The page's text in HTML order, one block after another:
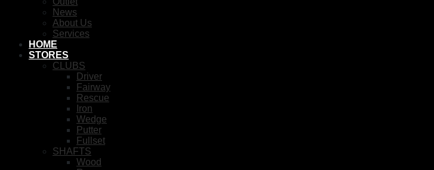
News
About Us
Services
HOME
STORES
CLUBS
Driver
Fairway
Rescue
Iron
Wedge
Putter
Fullset
SHAFTS
Wood